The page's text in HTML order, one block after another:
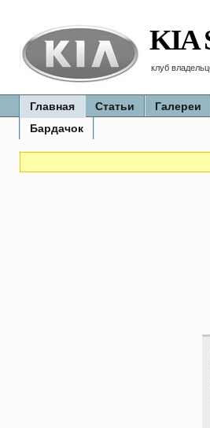
KIA
клуб
Главная Статьи Галереи
Бардачок